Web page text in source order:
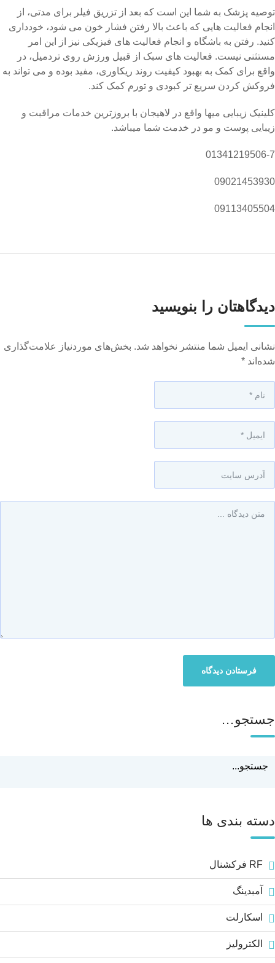
توصیه پزشک به شما این است که بعد از تزریق فیلر برای مدتی، از
انجام فعالیت هایی که باعث بالا رفتن فشار خون می شود، خودداری
کنید. رفتن به باشگاه و انجام فعالیت های فیزیکی نیز از این امر
مستثنی نیست. فعالیت های سبک از قبیل ورزش روی تردمیل، در
واقع برای کمک به بهبود کیفیت روند ریکاوری، مفید بوده و می تواند به
فروکش کردن سریع تر کبودی و تورم کمک کند.
کلینیک زیبایی میها واقع در لاهیجان با بروزترین خدمات مراقبت و
زیبایی پوست و مو در خدمت شما میباشد.
01341219506-7
09021453930
09113405504
دیدگاهتان را بنویسید
نشانی ایمیل شما منتشر نخواهد شد. بخش‌های موردنیاز علامت‌گذاری
شده‌اند *
جستجو…
دسته بندی ها
RF فرکشنال
آمبدینگ
اسکارلت
الکترولیز